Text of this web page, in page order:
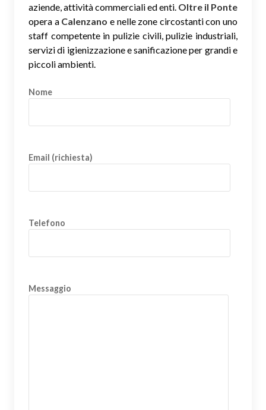
aziende, attività commerciali ed enti. Oltre il Ponte
opera a Calenzano e nelle zone circostanti con uno
staff competente in pulizie civili, pulizie industriali,
servizi di igienizzazione e sanificazione per grandi e
piccoli ambienti.
Nome
Email (richiesta)
Telefono
Messaggio